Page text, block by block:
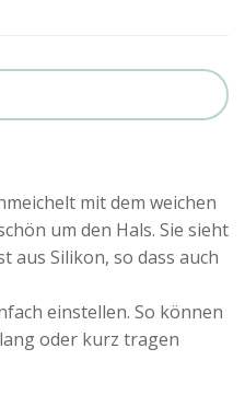
mit dem weichen
um den Hals. Sie sieht
aus Silikon, so dass auch
einstellen. So können
oder kurz tragen